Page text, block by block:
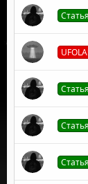
Статья
Статья
Статья
Статья